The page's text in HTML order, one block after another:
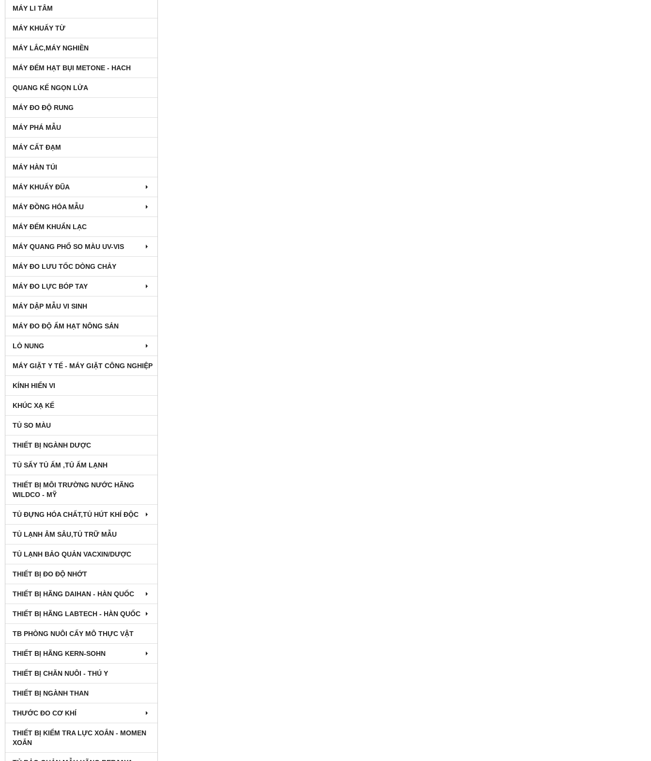
MÁY LI TÂM
MÁY KHUẤY TỪ
MÁY LẮC,MÁY NGHIỀN
MÁY ĐẾM HẠT BỤI METONE - HACH
QUANG KẾ NGỌN LỬA
MÁY ĐO ĐỘ RUNG
MÁY PHÁ MẪU
MÁY CẤT ĐẠM
MÁY HÀN TÚI
MÁY KHUẤY ĐŨA
MÁY ĐỒNG HÓA MẪU
MÁY ĐẾM KHUẨN LẠC
MÁY QUANG PHỔ SO MÀU UV-VIS
MÁY ĐO LƯU TỐC DÒNG CHẢY
MÁY ĐO LỰC BÓP TAY
MÁY DẬP MẪU VI SINH
MÁY ĐO ĐỘ ẨM HẠT NÔNG SẢN
LÒ NUNG
MÁY GIẶT Y TẾ - MÁY GIẶT CÔNG NGHIỆP
KÍNH HIỂN VI
KHÚC XẠ KẾ
TỦ SO MÀU
THIẾT BỊ NGÀNH DƯỢC
TỦ SẤY TỦ ẤM ,TỦ ẤM LẠNH
THIẾT BỊ MÔI TRƯỜNG NƯỚC HÃNG
WILDCO - MỸ
TỦ ĐỰNG HÓA CHẤT,TỦ HÚT KHÍ ĐỘC
TỦ LẠNH ÂM SÂU,TỦ TRỮ MẪU
TỦ LẠNH BẢO QUẢN VACXIN/DƯỢC
THIẾT BỊ ĐO ĐỘ NHỚT
THIẾT BỊ HÃNG DAIHAN - HÀN QUỐC
THIẾT BỊ HÃNG LABTECH - HÀN QUỐC
TB PHÒNG NUÔI CẤY MÔ THỰC VẬT
THIẾT BỊ HÃNG KERN-SOHN
THIẾT BỊ CHĂN NUÔI - THÚ Y
THIẾT BỊ NGÀNH THAN
THƯỚC ĐO CƠ KHÍ
THIẾT BỊ KIỂM TRA LỰC XOẮN - MOMEN
XOẮN